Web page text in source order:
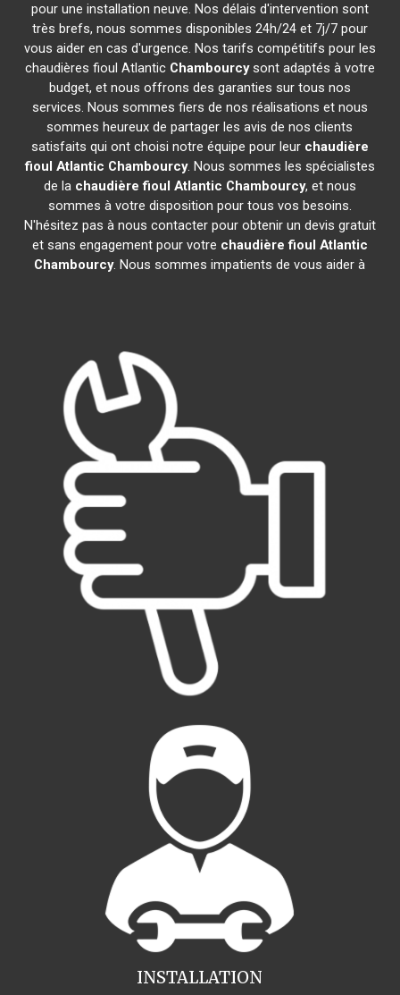
pour une installation neuve. Nos délais d'intervention sont
très brefs, nous sommes disponibles 24h/24 et 7j/7 pour
vous aider en cas d'urgence. Nos tarifs compétitifs pour les
chaudières fioul Atlantic Chambourcysont adaptés à votre
budget, et nous offrons des garanties sur tous nos
services. Nous sommes fiers de nos réalisations et nous
sommes heureux de partager les avis de nos clients
satisfaits qui ont choisi notre équipe pour leur chaudière
fioul Atlantic Chambourcy. Nous sommes les spécialistes
de la chaudière fioul Atlantic Chambourcy, et nous
sommes à votre disposition pour tous vos besoins.
N'hésitez pas à nous contacter pour obtenir un devis gratuit
et sans engagement pour votre chaudière fioul Atlantic
Chambourcy. Nous sommes impatients de vous aider à
INSTALLATION